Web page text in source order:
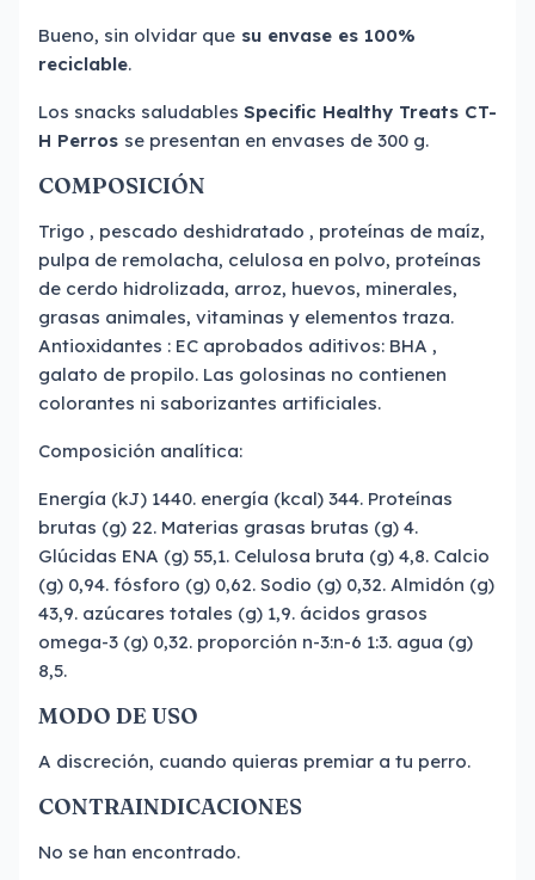
Bueno, sin olvidar que su envase es 100%
reciclable.
Los snacks saludables Specific Healthy Treats CT-
H Perros se presentan en envases de 300 g.
COMPOSICIÓN
Trigo , pescado deshidratado , proteínas de maíz,
pulpa de remolacha, celulosa en polvo, proteínas
de cerdo hidrolizada, arroz, huevos, minerales,
grasas animales, vitaminas y elementos traza.
Antioxidantes : EC aprobados aditivos: BHA ,
galato de propilo. Las golosinas no contienen
colorantes ni saborizantes artificiales.
Composición analítica:
Energía (kJ) 1440. energía (kcal) 344. Proteínas
brutas (g) 22. Materias grasas brutas (g) 4.
Glúcidas ENA (g) 55,1. Celulosa bruta (g) 4,8. Calcio
(g) 0,94. fósforo (g) 0,62. Sodio (g) 0,32. Almidón (g)
43,9. azúcares totales (g) 1,9. ácidos grasos
omega-3 (g) 0,32. proporción n-3:n-6 1:3. agua (g)
8,5.
MODO DE USO
A discreción, cuando quieras premiar a tu perro.
CONTRAINDICACIONES
No se han encontrado.